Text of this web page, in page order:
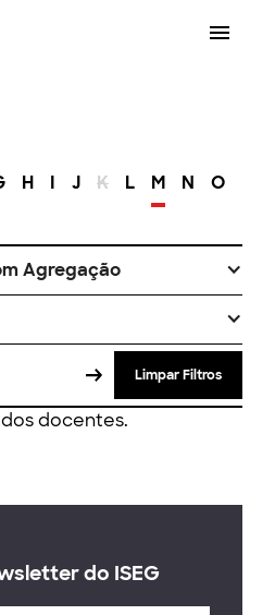
H I J K L M N O
Agregação
Limpar Filtros
docentes.
do ISEG